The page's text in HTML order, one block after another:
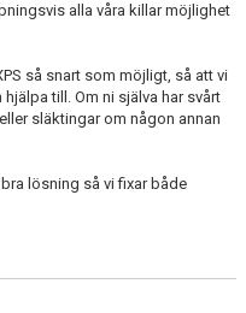
alla våra killar möjlighet
så snart som möjligt, så att vi
till. Om ni själva har svårt
släktingar om någon annan
lösning så vi fixar både